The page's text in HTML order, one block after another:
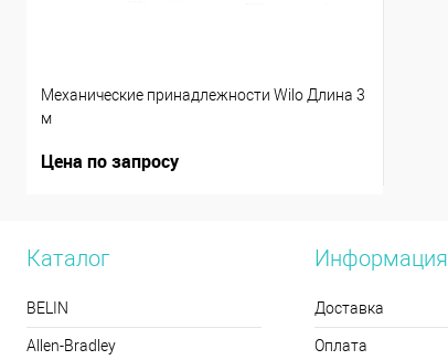
Механические принадлежности Wilo Длина 3
м
Цена по запросу
Каталог
BELIN
Allen-Bradley
Информация
Доставка
Оплата